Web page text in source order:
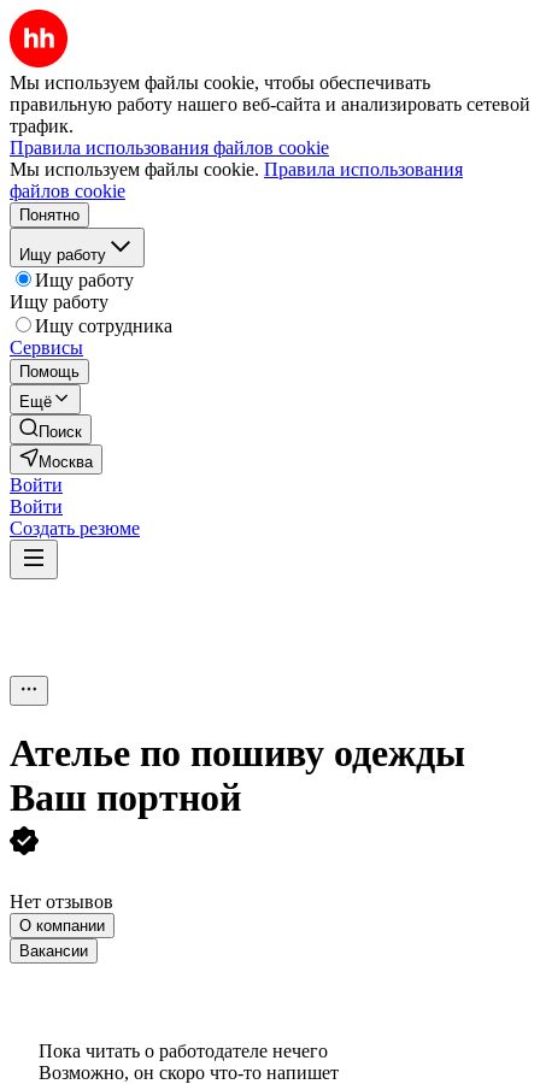
Мы используем файлы cookie, чтобы обеспечивать
правильную работу нашего веб-сайта и анализировать сетевой
трафик.
Правила использования файлов cookie
Мы используем файлы cookie. Правила использования
файлов cookie
Понятно
Ищу работу
Ищу работу
Ищу работу
Ищу сотрудника
Сервисы
Помощь
Ещё
Поиск
Москва
Войти
Войти
Создать резюме
Ателье по пошиву одежды
Ваш портной
Нет отзывов
О компании
Вакансии
Пока читать о работодателе нечего
Возможно, он скоро что‑то напишет